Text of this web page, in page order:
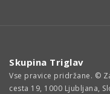
Skupina Triglav
Vse pravice pridržane. ©
cesta 19, 1000 Ljubljana,